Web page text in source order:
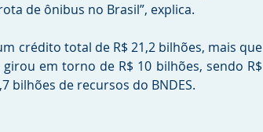
de ônibus no Brasil”, explica.
crédito total de R$ 21,2 bilhões, mais que
em torno de R$ 10 bilhões, sendo R$
bilhões de recursos do BNDES.